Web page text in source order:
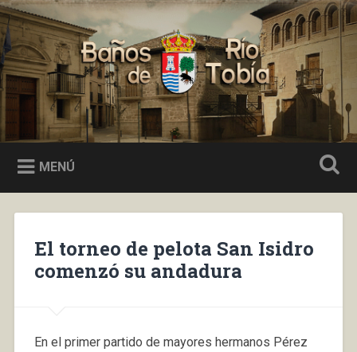
Saltar
al
contenido
Buscar
Baños de Río Tobía
MENÚ
El torneo de pelota San Isidro
comenzó su andadura
En el primer partido de mayores hermanos Pérez